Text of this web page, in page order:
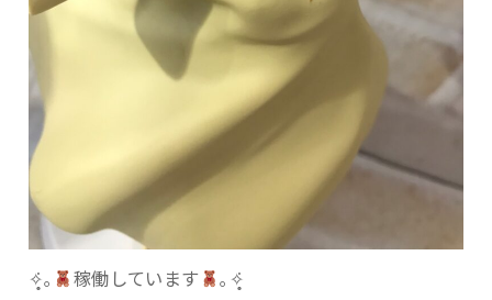
✧̣̥̇｡ 稼働しています ｡✧̣̥̇